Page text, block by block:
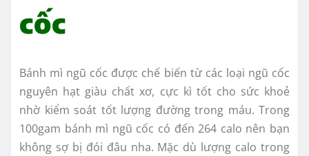
cốc
Bánh mì ngũ cốc được chế biến từ các loại ngũ cốc
nguyên hạt giàu chất xơ, cực kì tốt cho sức khoẻ
nhờ kiểm soát tốt lượng đường trong máu. Trong
100gam bánh mì ngũ cốc có đến 264 calo nên bạn
không sợ bị đói đâu nha. Mặc dù lượng calo trong